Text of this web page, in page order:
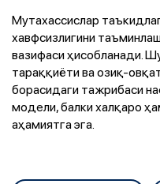
Мутахассислар
хавфсизлигини
вазифаси ҳисобланади.
тараққиёти ва озиқ-
борасидаги тажрибаси
модели, балки халқаро
аҳамиятга эга.